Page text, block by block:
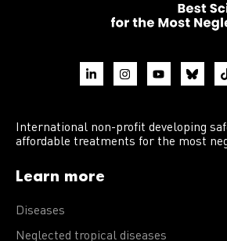
International non-profit developing
affordable treatments for the most
Learn more
Diseases
Neglected tropical diseases